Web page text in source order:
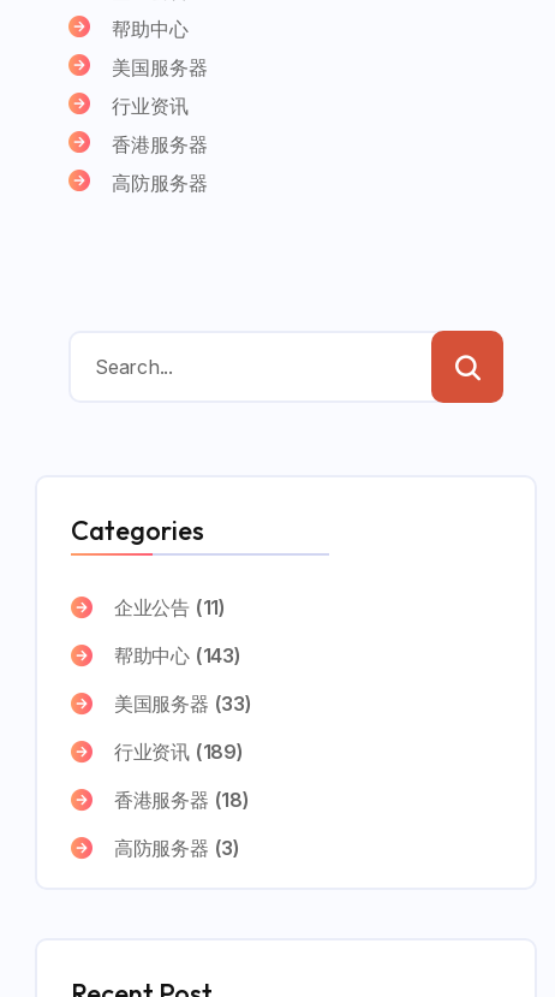
帮助中心
美国服务器
行业资讯
香港服务器
高防服务器
Categories
企业公告 (11)
帮助中心 (143)
美国服务器 (33)
行业资讯 (189)
香港服务器 (18)
高防服务器 (3)